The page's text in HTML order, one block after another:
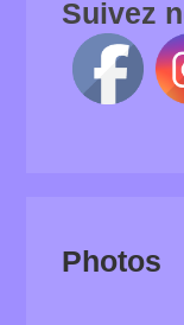
Suivez
Photos